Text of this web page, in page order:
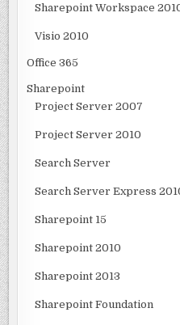
Sharepoint Workspace
Visio 2010
Office 365
Sharepoint
Project Server 2007
Project Server 2010
Search Server
Search Server Express
Sharepoint 15
Sharepoint 2010
Sharepoint 2013
Sharepoint Foundation